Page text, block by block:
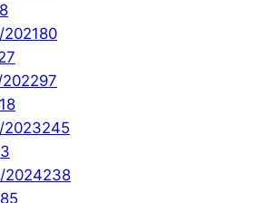
8
80
97
18
2023245
3
2024238
85